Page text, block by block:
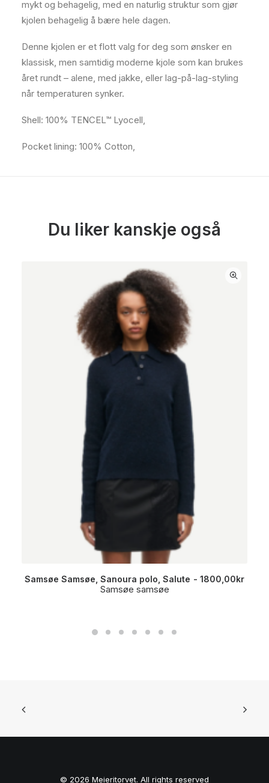
mykt og behagelig, med en naturlig struktur som gjør
kjolen behagelig å bære hele dagen.
Denne kjolen er et flott valg for deg som ønsker en
klassisk, men samtidig moderne kjole som kan brukes
året rundt – alene, med jakke, eller lag-på-lag-styling
når temperaturen synker.
Shell: 100% TENCEL™ Lyocell,
Pocket lining: 100% Cotton,
Du liker kanskje også
Samsøe Samsøe, Sanoura polo, Salute 1800,00kr
Samsøe samsøe
© 2026 Meieritorvet. All rights reserved